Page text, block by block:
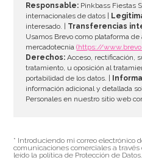
Responsable: Pinkbass Fiestas
internacionales de datos |
interesado. | Transferencias
Usamos Brevo como plataforma
mercadotecnia(https://
Derechos: Acceso, rectificación,
tratamiento, u oposición al
portabilidad de los datos. |
información adicional y detallada
Personales en nuestro sitio web
* Introduciendo mi correo electrónico
comunicaciones comerciales a
leído la política de Protección de Datos.